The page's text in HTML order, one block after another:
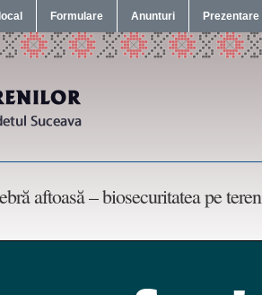
Formulare Anunturi Prezentare
aftoasă – biosecuritatea pe teren